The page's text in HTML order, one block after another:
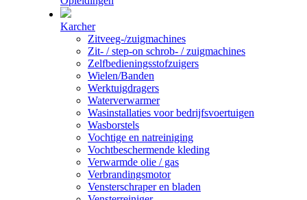
Karcher
Zitveeg-/zuigmachines
Zit- / step-on schrob- / zuigmachines
Zelfbedieningsstofzuigers
Wielen/Banden
Werktuigdragers
Waterverwarmer
Wasinstallaties voor bedrijfsvoertuigen
Wasborstels
Vochtige en natreiniging
Vochtbeschermende kleding
Verwarmde olie / gas
Verbrandingsmotor
Vensterschraper en bladen